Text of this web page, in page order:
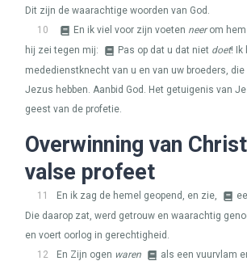
Dit zijn de waarachtige woorden van God.
10
En ik viel voor zijn voeten neerom hem
hij zei tegen mij:
Pas op dat u dat niet doet! Ik
mededienstknecht van u en van uw broeders,
Jezus hebben. Aanbid God. Het getuigenis van
geest van de profetie.
Overwinning van
valse profeet
11 En ik zag de hemel geopend, en zie,
Die daarop zat, werd getrouw en waarachtig
en voert oorlog in gerechtigheid.
12
En Zijn ogen waren
als een vuurvlam